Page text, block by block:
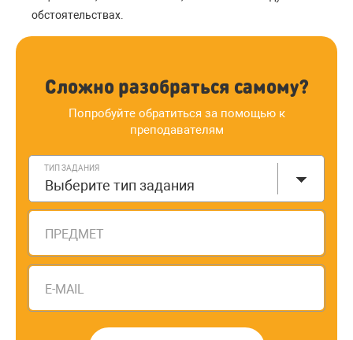
обстоятельствах.
Сложно разобраться самому?
Попробуйте обратиться за помощью к
преподавателям
ТИП ЗАДАНИЯ
Выберите тип задания
ПРЕДМЕТ
E-MAIL